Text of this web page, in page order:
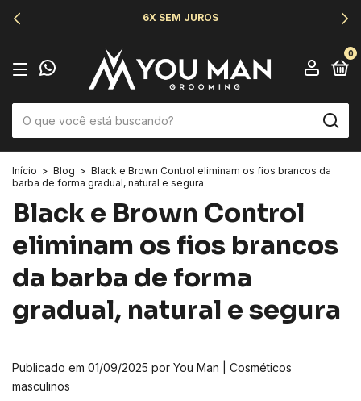
6X SEM JUROS
0
Início > Blog > Black e Brown Control eliminam os fios brancos da
barba de forma gradual, natural e segura
Black e Brown Control
eliminam os fios brancos
da barba de forma
gradual, natural e segura
Publicado em 01/09/2025 por You Man | Cosméticos
masculinos